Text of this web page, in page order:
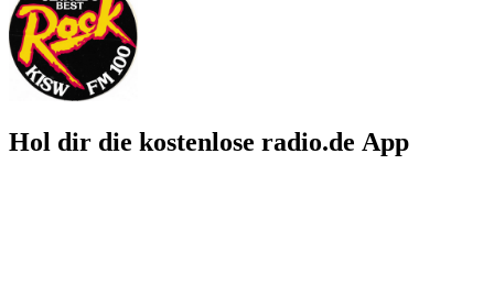
Hol dir die kostenlose radio.de App